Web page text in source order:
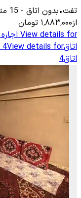
تفت•بدون اتاق -
15
از۱٬۸۸۳٬۰۰۰ تومان
View details for
اتاق4View details for
اتاق4